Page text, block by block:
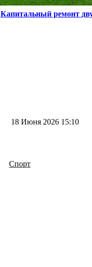
Капитальный ремонт
18 Июня 2026 15:10
Спорт